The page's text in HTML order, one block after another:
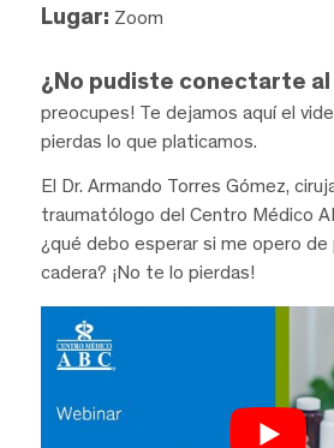
Lugar: Zoom
¿No pudiste conectarte
preocupes! Te dejamos aquí el
pierdas lo que platicamos.
El Dr. Armando Torres Gómez,
traumatólogo del Centro Médico
¿qué debo esperar si me opero
cadera? ¡No te lo pierdas!